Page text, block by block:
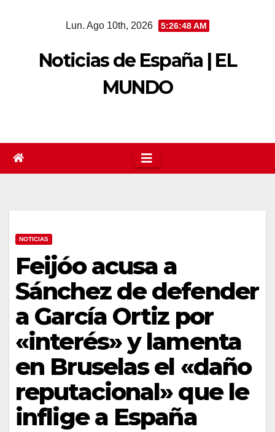
Lun. Ago 10th, 2026 5:26:49 AM
Noticias de España | EL
MUNDO
NOTICIAS
Feijóo acusa a
Sánchez de defender
a García Ortiz por
«interés» y lamenta
en Bruselas el «daño
reputacional» que le
inflige a España